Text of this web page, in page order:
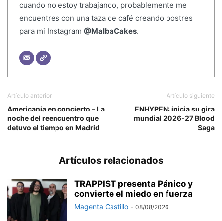
cuando no estoy trabajando, probablemente me
encuentres con una taza de café creando postres
para mi Instagram @MalbaCakes.
Artículo anterior
Americania en concierto – La
noche del reencuentro que
detuvo el tiempo en Madrid
Artículo siguiente
ENHYPEN: inicia su gira
mundial 2026-27 Blood
Saga
Artículos relacionados
TRAPPIST presenta Pánico y
convierte el miedo en fuerza
Magenta Castillo - 08/08/2026